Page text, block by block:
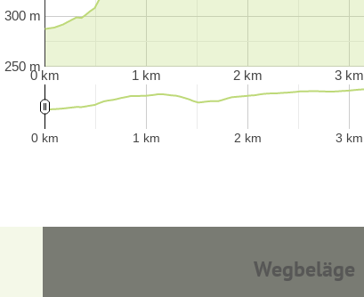
0 km 1 km 2 km 3 km
250 m
300 m
0 km 1 km 2 km 3 km
Wegbeläge